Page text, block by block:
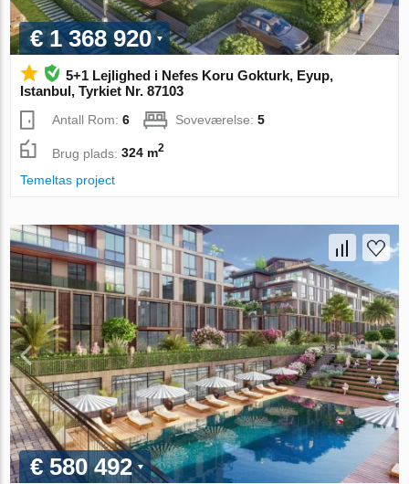
€ 1 368 920
5+1 Lejlighed i Nefes Koru Gokturk, Eyup,
Istanbul, Tyrkiet Nr. 87103
Antall Rom:6 Soveværelse:5
Brug plads:324 m2
Temeltas project
€ 580 492